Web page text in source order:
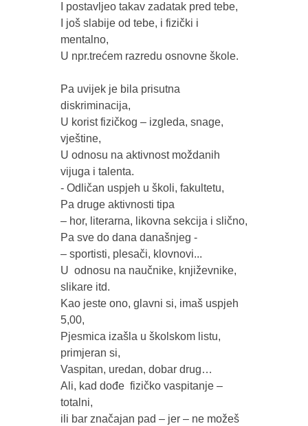
I postavljeo takav zadatak pred tebe,
I još slabije od tebe, i fizički i
mentalno,
U npr.trećem razredu osnovne škole.
Pa uvijek je bila prisutna
diskriminacija,
U korist fizičkog – izgleda, snage,
vještine,
U odnosu na aktivnost moždanih
vijuga i talenta.
- Odličan uspjeh u školi, fakultetu,
Pa druge aktivnosti tipa
– hor, literarna, likovna sekcija i slično,
Pa sve do dana današnjeg -
– sportisti, plesači, klovnovi...
U  odnosu na naučnike, književnike,
slikare itd.
Kao jeste ono, glavni si, imaš uspjeh
5,00,
Pjesmica izašla u školskom listu,
primjeran si,
Vaspitan, uredan, dobar drug…
Ali, kad dođe  fizičko vaspitanje –
totalni,
ili bar značajan pad – jer – ne možeš